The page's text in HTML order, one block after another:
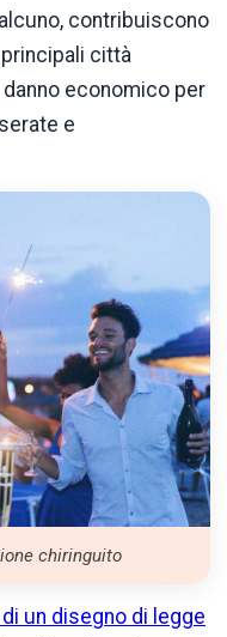
contribuiscono
città
economico per
e
chiringuito
un disegno di legge